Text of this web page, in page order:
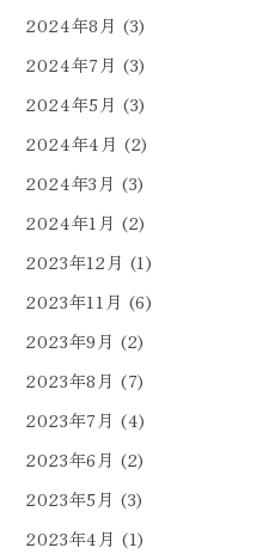
2024年8月 (3)
2024年7月 (3)
2024年5月 (3)
2024年4月 (2)
2024年3月 (3)
2024年1月 (2)
2023年12月 (1)
2023年11月 (6)
2023年9月 (2)
2023年8月 (7)
2023年7月 (4)
2023年6月 (2)
2023年5月 (3)
2023年4月 (1)